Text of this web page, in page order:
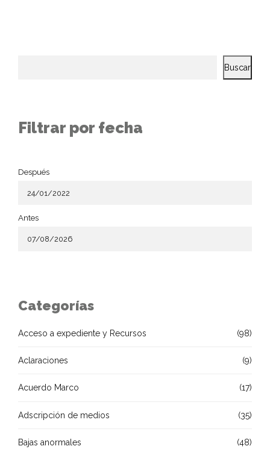
Buscar
Filtrar por fecha
Después
Antes
Categorías
Acceso a expediente y Recursos (98)
Aclaraciones (9)
Acuerdo Marco (17)
Adscripción de medios (35)
Bajas anormales (48)